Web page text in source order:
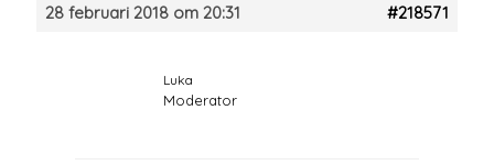
28 februari 2018 om 20:31 #218571
Luka
Moderator